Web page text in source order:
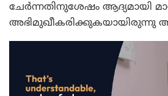
ചേർന്നതിനുശേഷം ആദ്യമായി
അഭിമുഖീകരിക്കുകയായിരുന്നു